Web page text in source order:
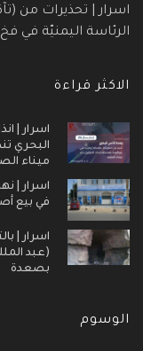
اسرار | تحذيرات من
الرئاسة اليمنيّة في
الاكثر قراءة
البحري
ميناء
اسرار |
في بيع
اسرار |
(عبد
بصعدة
الوسوم